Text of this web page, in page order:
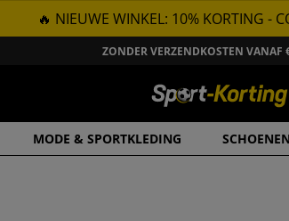
🔥 NIEUWE WINKEL: 10% KORTING -
ZONDER VERZENDKOSTEN
MODE & SPORTKLEDING SCHOENEN